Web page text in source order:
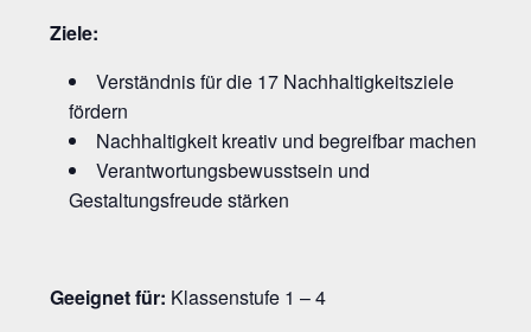
Ziele:
Verständnis für die 17 Nachhaltigkeitsziele
fördern
Nachhaltigkeit kreativ und begreifbar machen
Verantwortungsbewusstsein und
Gestaltungsfreude stärken
Geeignet für: Klassenstufe 1 – 4